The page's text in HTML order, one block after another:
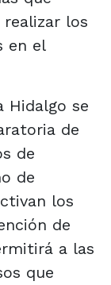
los
en el
Hidalgo se
de
de
de
los
de
a las
que